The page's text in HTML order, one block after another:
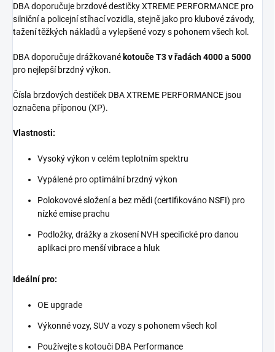
DBA doporučuje brzdové destičky XTREME PERFORMANCE pro
silniční a policejní stíhací vozidla, stejně jako pro klubové závody,
tažení těžkých nákladů a vylepšené vozy s pohonem všech kol.
DBA doporučuje drážkované kotouče T3 v řadách 4000 a 5000
pro nejlepší brzdný výkon.
Čísla brzdových destiček DBA XTREME PERFORMANCE jsou
označena příponou (XP).
Vlastnosti:
Vysoký výkon v celém teplotním spektru
Vypálené pro optimální brzdný výkon
Polokovové složení a bez mědi (certifikováno NSFI) pro
nízké emise prachu
Podložky, drážky a zkosení NVH specifické pro danou
aplikaci pro menší vibrace a hluk
Ideální pro:
OE upgrade
Výkonné vozy, SUV a vozy s pohonem všech kol
Používejte s kotouči DBA Performance